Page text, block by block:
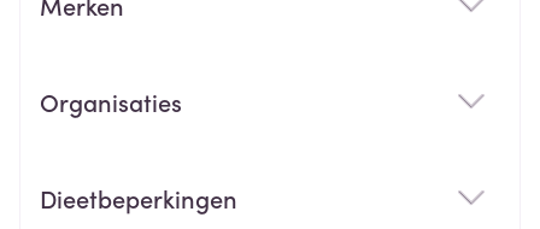
Organisaties
Dieetbeperkingen